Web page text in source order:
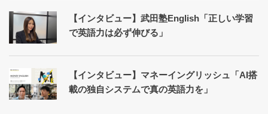
【インタビュー】武田塾English「正しい学習
で英語力は必ず伸びる」
【インタビュー】マネーイングリッシュ「AI搭
載の独自システムで真の英語力を」